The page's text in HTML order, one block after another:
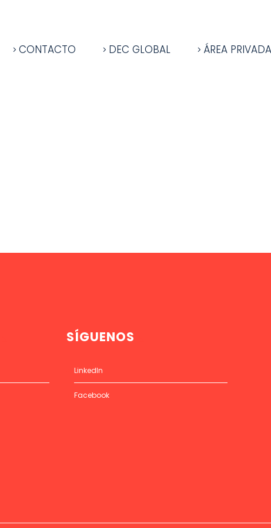
CONTACTO DEC GLOBAL ÁREA PRIVADA
SÍGUENOS
LinkedIn
Facebook